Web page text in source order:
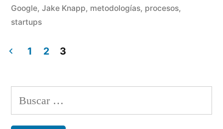
Google, Jake Knapp, metodologías, procesos,
startups
de
entradas
1 2 3
u